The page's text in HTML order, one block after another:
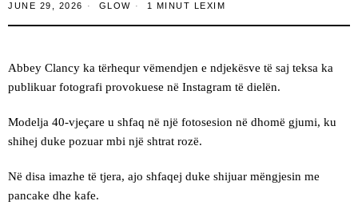
JUNE 29, 2026 GLOW 1 MINUT LEXIM
Abbey Clancy ka tërhequr vëmendjen e ndjekësve të saj teksa ka
publikuar fotografi provokuese në Instagram të dielën.
Modelja 40-vjeçare u shfaq në një fotosesion në dhomë gjumi, ku
shihej duke pozuar mbi një shtrat rozë.
Në disa imazhe të tjera, ajo shfaqej duke shijuar mëngjesin me
pancake dhe kafe.